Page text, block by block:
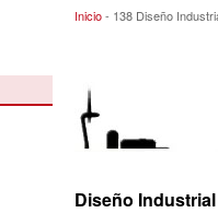
138 Diseño
Inicio- 138 Diseño
Diseño